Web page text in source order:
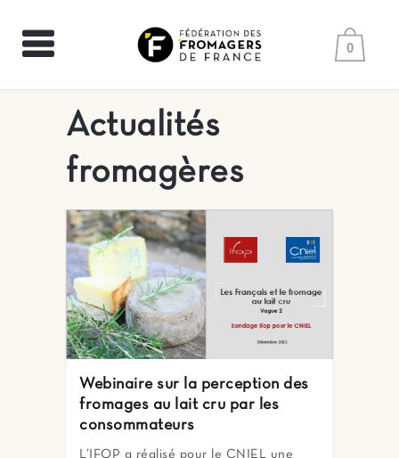
0
Actualités
fromagères
Webinaire sur la perception des
fromages au lait cru par les
consommateurs
L’IFOP a réalisé pour le CNIEL une